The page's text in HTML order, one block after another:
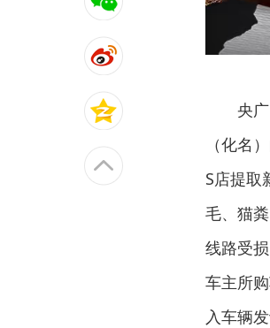
央
（化名
S店提取
毛、猫
线路受
车主所
入车辆